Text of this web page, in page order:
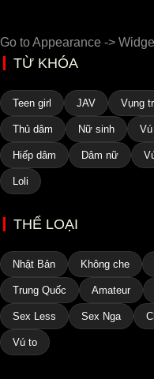
Go to Appearance ->
TỪ KHÓA
Teen girl JAV Vụng
Thủ dâm Nữ sinh
Hiếp dâm Dâm nữ
Loli
THỂ LOẠI
Nhật Bản Không che
Trung Quốc Amateur
Sex Less Sex Nga
Vú to